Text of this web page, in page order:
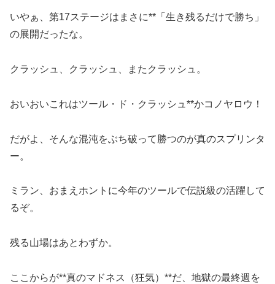
いやぁ、第17ステージはまさに**「生き残るだけで勝ち」
の展開だったな。
クラッシュ、クラッシュ、またクラッシュ。
おいおいこれはツール・ド・クラッシュ**かコノヤロウ！
だがよ、そんな混沌をぶち破って勝つのが真のスプリンタ
ー。
ミラン、おまえホントに今年のツールで伝説級の活躍して
るぞ。
残る山場はあとわずか。
ここからが**真のマドネス（狂気）**だ、地獄の最終週を